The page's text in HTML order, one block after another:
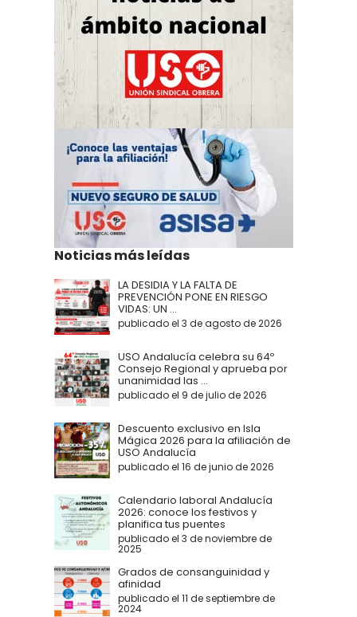
Noticias más leídas
LA DESIDIA Y LA FALTA DE
PREVENCIÓN PONE EN RIESGO
VIDAS: UN ...
publicado el 3 de agosto de 2026
USO Andalucía celebra su 64º
Consejo Regional y aprueba por
unanimidad las ...
publicado el 9 de julio de 2026
Descuento exclusivo en Isla
Mágica 2026 para la afiliación de
USO Andalucía
publicado el 16 de junio de 2026
Calendario laboral Andalucía
2026: conoce los festivos y
planifica tus puentes
publicado el 3 de noviembre de
2025
Grados de consanguinidad y
afinidad
publicado el 11 de septiembre de
2024